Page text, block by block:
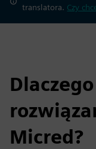
translatora. Czy
Micred?